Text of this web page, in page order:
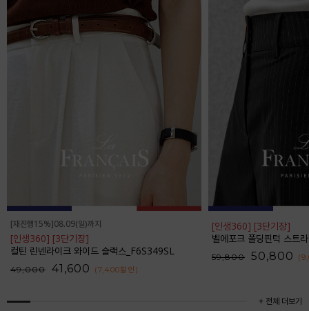
[재진행15%]08.09(일)까지
[인생360] [3단기장]
컬틴 린넨라이크 와이드 슬랙스_F6S349SL
49,000 41,600 (7,400할인 )
[인생360] [3단기장]
벨에포크 폴딩핀턱 스트라이
59,800 50,800
+ 전체 더보기